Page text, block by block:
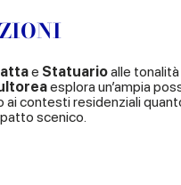
e Statuarioalle
esplora un’ampia
ai contesti residenziali
scenico.